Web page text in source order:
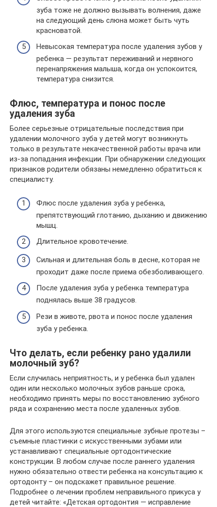
зуба тоже не должно вызывать волнения, даже
на следующий день слюна может быть чуть
красноватой.
Невысокая температура после удаления зубов у
ребенка — результат переживаний и нервного
перенапряжения малыша, когда он успокоится,
температура снизится.
Флюс, температура и понос после
удаления зуба
Более серьезные отрицательные последствия при
удалении молочного зуба у детей могут возникнуть
только в результате некачественной работы врача или
из-за попадания инфекции. При обнаружении следующих
признаков родители обязаны немедленно обратиться к
специалисту.
Флюс после удаления зуба у ребенка,
препятствующий глотанию, дыханию и движению
мышц.
Длительное кровотечение.
Сильная и длительная боль в десне, которая не
проходит даже после приема обезболивающего.
После удаления зуба у ребенка температура
поднялась выше 38 градусов.
Рези в животе, рвота и понос после удаления
зуба у ребенка.
Что делать, если ребенку рано удалили
молочный зуб?
Если случилась неприятность, и у ребенка был удален
один или несколько молочных зубов раньше срока,
необходимо принять меры по восстановлению зубного
ряда и сохранению места после удаленных зубов.
Для этого используются специальные зубные протезы –
съемные пластинки с искусственными зубами или
устанавливают специальные ортодонтические
конструкции. В любом случае после раннего удаления
нужно обязательно отвести ребенка на консультацию к
ортодонту – он подскажет правильное решение.
Подробнее о лечении проблем неправильного прикуса у
детей читайте: «Детская ортодонтия — исправление